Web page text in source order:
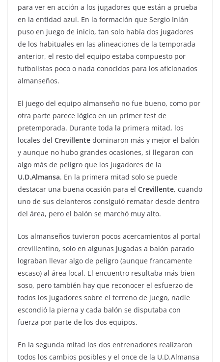
para ver en acción a los jugadores que están a prueba
en la entidad azul. En la formación que Sergio Inlán
puso en juego de inicio, tan solo había dos jugadores
de los habituales en las alineaciones de la temporada
anterior, el resto del equipo estaba compuesto por
futbolistas poco o nada conocidos para los aficionados
almanseños.
El juego del equipo almanseño no fue bueno, como por
otra parte parece lógico en un primer test de
pretemporada. Durante toda la primera mitad, los
locales del Crevillente dominaron más y mejor el balón
y aunque no hubo grandes ocasiones, si llegaron con
algo más de peligro que los jugadores de la
U.D.Almansa. En la primera mitad solo se puede
destacar una buena ocasión para el Crevillente, cuando
uno de sus delanteros consiguió rematar desde dentro
del área, pero el balón se marchó muy alto.
Los almanseños tuvieron pocos acercamientos al portal
crevillentino, solo en algunas jugadas a balón parado
lograban llevar algo de peligro (aunque francamente
escaso) al área local. El encuentro resultaba más bien
soso, pero también hay que reconocer el esfuerzo de
todos los jugadores sobre el terreno de juego, nadie
escondió la pierna y cada balón se disputaba con
fuerza por parte de los dos equipos.
En la segunda mitad los dos entrenadores realizaron
todos los cambios posibles y el once de la U.D.Almansa